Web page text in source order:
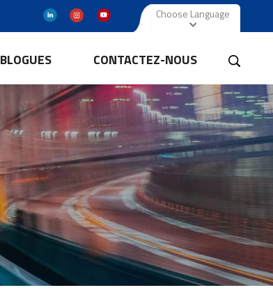
Choose Language
BLOGUES CONTACTEZ-NOUS